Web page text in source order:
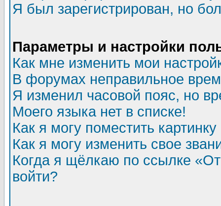
Я был зарегистрирован, но
Параметры и настройки
Как мне изменить мои
В форумах неправильное
Я изменил часовой пояс, но
Моего языка нет в списке!
Как я могу поместить
Как я могу изменить свое
Когда я щёлкаю по ссылке
войти?